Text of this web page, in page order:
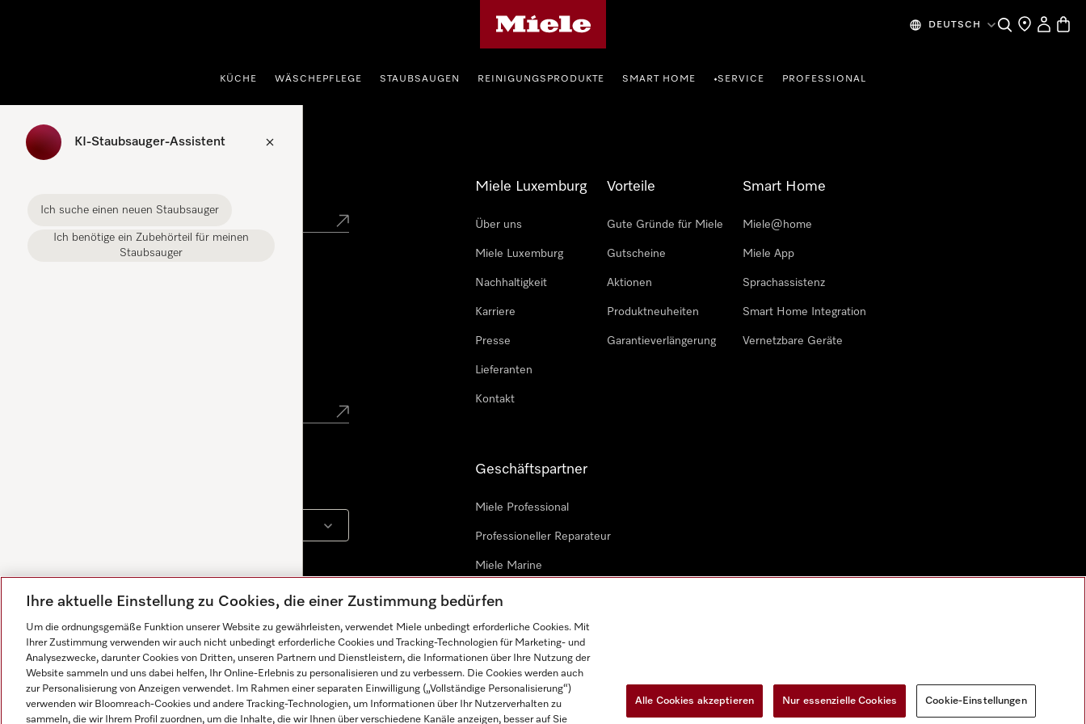
DEUTSCH SucheHändlersuche
KÜCHE WÄSCHEPFLEGE STAUBSAUGEN REINIGUNGSPRODUKTE SMART HOME •SERVICE PROFESSIONAL
KI-Staubsauger-Assistent
Ich suche einen neuen Staubsauger
Ich benötige ein Zubehörteil für meinen
Staubsauger
Antworten werden von KI generiert. Unser Assistent hilft
Miele Luxemburg
Über uns
Miele Luxemburg
Nachhaltigkeit
Karriere
Presse
Lieferanten
Kontakt
Vorteile
Gute Gründe für Miele
Gutscheine
Aktionen
Produktneuheiten
Garantieverlängerung
Smart Home
Miele@home
Miele App
Sprachassistenz
Smart Home Integration
Vernetzbare Geräte
Geschäftspartner
Miele Professional
Professioneller Reparateur
Miele Marine
Architekten & Bauträger
Impressum AGB Datenschutz Nutzungsbedingungen Barrièrefreiheetserklärung Gesetzen über digitale Dienste Widerrufsformular Cookie-Einstellungen
Ihre aktuelle Einstellung zu Cookies, die einer Zustimmung bedürfen
Um die ordnungsgemäße Funktion unserer Website zu gewährleisten, verwendet Miele unbedingt erforderliche Cookies. Mit
Ihrer Zustimmung verwenden wir auch nicht unbedingt erforderliche Cookies und Tracking-Technologien für Marketing- und
Analysezwecke, darunter Cookies von Dritten, unseren Partnern und Dienstleistern, die Informationen über Ihre Nutzung der
Website sammeln und uns dabei helfen, Ihr Online-Erlebnis zu personalisieren und zu verbessern. Die Cookies werden auch
zur Personalisierung von Anzeigen verwendet. Im Rahmen einer separaten Einwilligung („Vollständige Personalisierung“)
verwenden wir Bloomreach-Cookies und andere Tracking-Technologien, um Informationen über Ihr Nutzerverhalten zu
sammeln, die wir Ihrem Profil zuordnen, um die Inhalte, die wir Ihnen über verschiedene Kanäle anzeigen, besser auf Sie
Alle Cookies akzeptieren Nur essenzielle Cookies Cookie-Einstellungen